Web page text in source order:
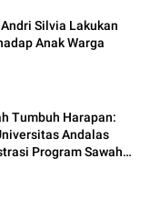
Silvia Lakukan
Anak Warga
Tumbuh Harapan:
Andalas
Program Sawah
Bayua